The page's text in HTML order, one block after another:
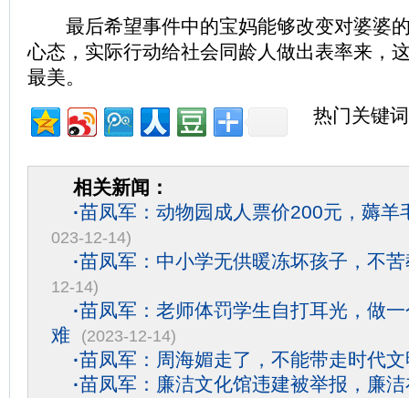
最后希望事件中的宝妈能够改变对婆婆
心态，实际行动给社会同龄人做出表率来，
最美。
热门关键
相关新闻：
·苗凤军：动物园成人票价200元，薅羊
023-12-14)
·苗凤军：中小学无供暖冻坏孩子，不
12-14)
·苗凤军：老师体罚学生自打耳光，做
难
(2023-12-14)
·苗凤军：周海媚走了，不能带走时代
·苗凤军：廉洁文化馆违建被举报，廉